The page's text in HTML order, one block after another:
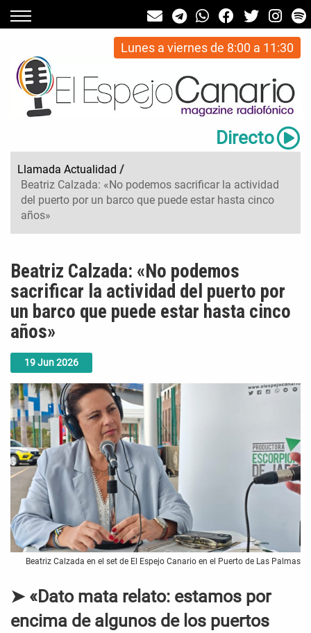
Lunes a viernes de 8:00 a 11:30
Directo
Llamada Actualidad /
Beatriz Calzada: «No podemos sacrificar la actividad
del puerto por un barco que puede estar hasta cinco
años»
19Jun2026
Beatriz Calzada: «No podemos
sacrificar la actividad del puerto por
un barco que puede estar hasta cinco
años»
Beatriz Calzada en el set de El Espejo Canario en el Puerto de Las Palmas
➤ «Dato mata relato: estamos por
encima de algunos de los puertos